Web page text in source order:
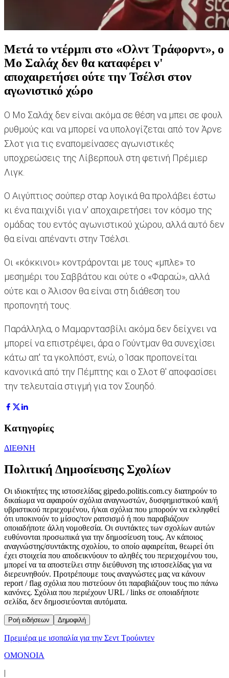
Μετά το ντέρμπι στο «Ολντ Τράφορντ», ο
Μο Σαλάχ δεν θα καταφέρει ν'
αποχαιρετήσει ούτε την Τσέλσι στον
αγωνιστικό χώρο
Ο Μο Σαλάχ δεν είναι ακόμα σε θέση να μπει σε φουλ
ρυθμούς και να μπορεί να υπολογίζεται από τον Άρνε
Σλοτ για τις εναπομείνασες αγωνιστικές
υποχρεώσεις της Λίβερπουλ στη φετινή Πρέμιερ
Λιγκ.
Ο Αιγύπτιος σούπερ σταρ λογικά θα προλάβει έστω
κι ένα παιχνίδι για ν' αποχαιρετήσει τον κόσμο της
ομάδας του εντός αγωνιστικού χώρου, αλλά αυτό δεν
θα είναι απέναντι στην Τσέλσι.
Οι «κόκκινοι» κοντράρονται με τους «μπλε» το
μεσημέρι του Σαββάτου και ούτε ο «Φαραώ», αλλά
ούτε και ο Άλισον θα είναι στη διάθεση του
προπονητή τους.
Παράλληλα, ο Μαμαρντασβίλι ακόμα δεν δείχνει να
μπορεί να επιστρέψει, άρα ο Γούντμαν θα συνεχίσει
κάτω απ' τα γκολπόστ, ενώ, ο Ίσακ προπονείται
κανονικά από την Πέμπτης και ο Σλοτ θ' αποφασίσει
την τελευταία στιγμή για τον Σουηδό.
Κατηγορίες
ΔΙΕΘΝΗ
Πολιτική Δημοσίευσης Σχολίων
Οι ιδιοκτήτες της ιστοσελίδας gipedo.politis.com.cy διατηρούν το
δικαίωμα να αφαιρούν σχόλια αναγνωστών, δυσφημιστικού και/ή
υβριστικού περιεχομένου, ή/και σχόλια που μπορούν να εκληφθεί
ότι υποκινούν το μίσος/τον ρατσισμό ή που παραβιάζουν
οποιαδήποτε άλλη νομοθεσία. Οι συντάκτες των σχολίων αυτών
ευθύνονται προσωπικά για την δημοσίευση τους. Αν κάποιος
αναγνώστης/συντάκτης σχολίου, το οποίο αφαιρείται, θεωρεί ότι
έχει στοιχεία που αποδεικνύουν το αληθές του περιεχομένου του,
μπορεί να τα αποστείλει στην διεύθυνση της ιστοσελίδας για να
διερευνηθούν. Προτρέπουμε τους αναγνώστες μας να κάνουν
report / flag σχόλια που πιστεύουν ότι παραβιάζουν τους πιο πάνω
κανόνες. Σχόλια που περιέχουν URL / links σε οποιαδήποτε
σελίδα, δεν δημοσιεύονται αυτόματα.
Ροή ειδήσεων Δημοφιλή
Πρεμιέρα με ισοπαλία για την Σεντ Τρούιντεν
ΟΜΟΝΟΙΑ
|